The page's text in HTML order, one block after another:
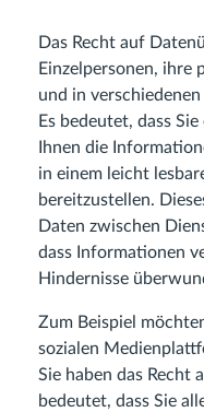
Das Recht auf
Einzelpersonen, ihre
und in
Es bedeutet, dass
Ihnen die
in einem leicht
bereitzustellen.
Daten zwischen
dass Informationen
Hindernisse
Zum Beispiel
sozialen
Sie haben das Recht
bedeutet, dass Sie